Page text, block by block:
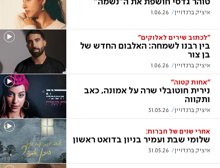
טוהר גדסי חושפת את ה"נשמה"
איציק ברנדויין 1.06.26
"לכתוב שירים לאלוקים"
בין רבנו לשמחה: האלבום החדש של
בן צור
איציק ברנדויין 1.06.26
"אחות קטנה"
נירית חוטובלי שרה על אמונה, כאב
ותקווה
איציק ברנדויין 31.05.26
אחרי שנים של חברות:
שלומי שבת ועמיר בניון בדואט ראשון
איציק ברנדויין 31.05.26